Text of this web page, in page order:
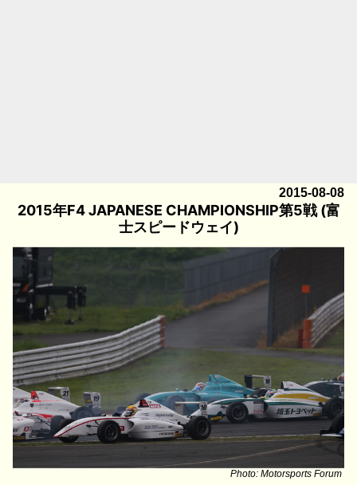
2015-08-08
2015年F4 JAPANESE CHAMPIONSHIP第5戦 (富
士スピードウェイ)
Photo: Motorsports Forum